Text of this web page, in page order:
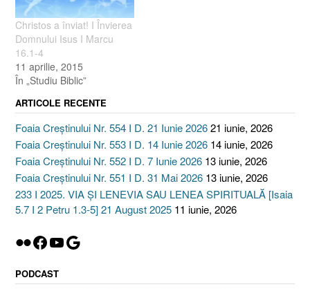
Christos a înviat! I Învierea
Domnului Isus I Marcu
16.1-4
11 aprilie, 2015
În „Studiu Biblic”
ARTICOLE RECENTE
Foaia Creștinului Nr. 554 I D. 21 Iunie 202621 iunie, 2026
Foaia Creștinului Nr. 553 I D. 14 Iunie 2026 14 iunie, 2026
Foaia Creștinului Nr. 552 I D. 7 Iunie 2026 13 iunie, 2026
Foaia Creștinului Nr. 551 I D. 31 Mai 2026 13 iunie, 2026
233 I 2025. VIA ȘI LENEVIA SAU LENEA SPIRITUALĂ [Isaia
5.7 I 2 Petru 1.3-5] 21 August 2025 11 iunie, 2026
Flickr
Facebook
YouTube
Google
PODCAST